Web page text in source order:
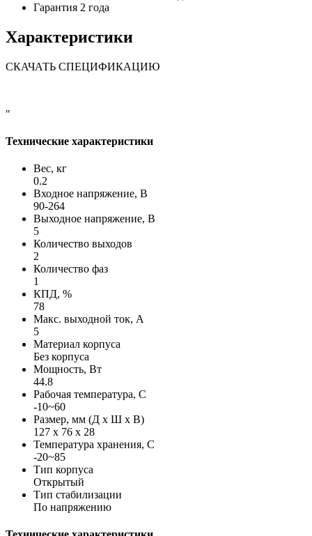
Гарантия 2 года
Характеристики
СКАЧАТЬ СПЕЦИФИКАЦИЮ
"
Технические характеристики
Вес, кг
0.2
Входное напряжение, В
90-264
Выходное напряжение, В
5
Количество выходов
2
Количество фаз
1
КПД, %
78
Макс. выходной ток, А
5
Материал корпуса
Без корпуса
Мощность, Вт
44.8
Рабочая температура, С
-10~60
Размер, мм (Д х Ш х В)
127 х 76 х 28
Температура хранения, С
-20~85
Тип корпуса
Открытый
Тип стабилизации
По напряжению